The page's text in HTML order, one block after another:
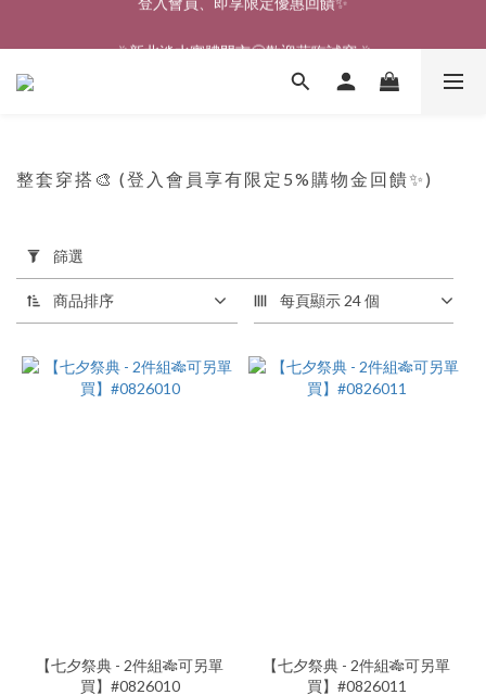
篩
選
(0/20)
價格
整套穿搭🎨 (登入會員享有限定5%購物金回饋✨)
篩選
商品排序 每頁顯示 24 個
【七夕祭典 - 2件組🎋可另單
買】#0826010
【七夕祭典 - 2件組🎋可另單
買】#0826011